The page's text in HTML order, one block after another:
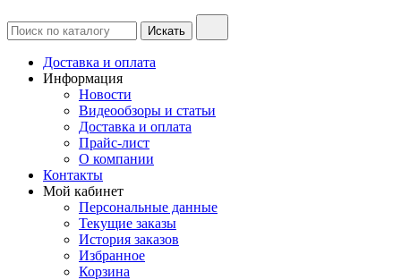
Доставка и оплата
Информация
Новости
Видеообзоры и статьи
Доставка и оплата
Прайс-лист
О компании
Контакты
Мой кабинет
Персональные данные
Текущие заказы
История заказов
Избранное
Корзина